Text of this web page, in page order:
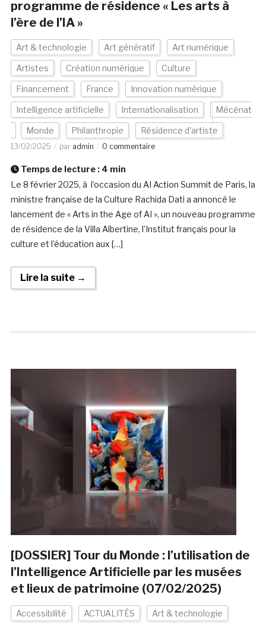
programme de résidence « Les arts à
l’ère de l’IA »
Art & technologie Art génératif Art numérique
Artistes Création numérique Culture
Financement France Innovation numérique
Intelligence artificielle Internationalisation Mécénat
Monde Philanthropie Résidence d'artiste
13/02/2025 par admin 0 commentaire
Temps de lecture : 4 min
Le 8 février 2025, à l’occasion du AI Action Summit de Paris, la
ministre française de la Culture Rachida Dati a annoncé le
lancement de « Arts in the Age of AI », un nouveau programme
de résidence de la Villa Albertine, l’Institut français pour la
culture et l’éducation aux […]
Lire la suite →
[DOSSIER] Tour du Monde : l’utilisation de
l’Intelligence Artificielle par les musées
et lieux de patrimoine (07/02/2025)
Accessibilité ACTUALITÉS Art & technologie